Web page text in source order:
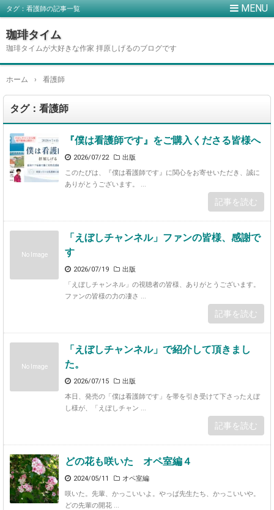
タグ：看護師の記事一覧
珈琲タイム
珈琲タイムが大好きな作家 拝原しげるのブログです
ホーム › 看護師
タグ：看護師
『僕は看護師です』をご購入くださる皆様へ
2026/07/22
出版
このたびは、『僕は看護師です』に関心をお寄せいただき、誠に
ありがとうございます。 ...
記事を読む
No Image
「えぼしチャンネル」ファンの皆様、感謝で
す
2026/07/19
出版
「えぼしチャンネル」の視聴者の皆様、ありがとうございます。
ファンの皆様の力の凄さ ...
記事を読む
No Image
「えぼしチャンネル」で紹介して頂きまし
た。
2026/07/15
出版
本日、発売の「僕は看護師です」を帯を引き受けて下さったえぼ
し様が、「えぼしチャン ...
記事を読む
どの花も咲いた オペ室編４
2024/05/11
オペ室編
咲いた。先輩、かっこいいよ。やっぱ先生たち、かっこいいや。
どの先輩の開花 ...